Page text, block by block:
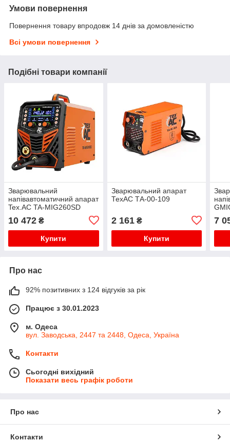
Умови повернення
Повернення товару впродовж 14 днів за домовленістю
Всі умови повернення
Подібні товари компанії
Зварювальний
напівавтоматичний апарат
Tex.AC TA-MIG260SD
10 472 ₴
Купити
Зварювальний апарат
ТехАС ТА-00-109
2 161₴
Купити
7
Про нас
92% позитивних з 124 відгуків за рік
Працює з 30.01.2023
м. Одеса
вул. Заводська, 2447 та 2448, Одеса, Україна
Контакти
Сьогодні вихідний
Показати весь графік роботи
Про нас
Контакти